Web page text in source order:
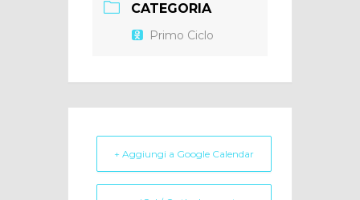
CATEGORIA
Primo Ciclo
+ Aggiungi a Google Calendar